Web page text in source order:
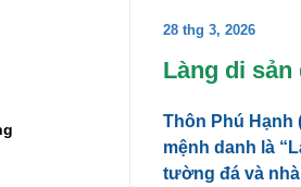
28 thg 3, 2026
Làng di
Thôn Phú Hạnh
mệnh danh là
tường đá và